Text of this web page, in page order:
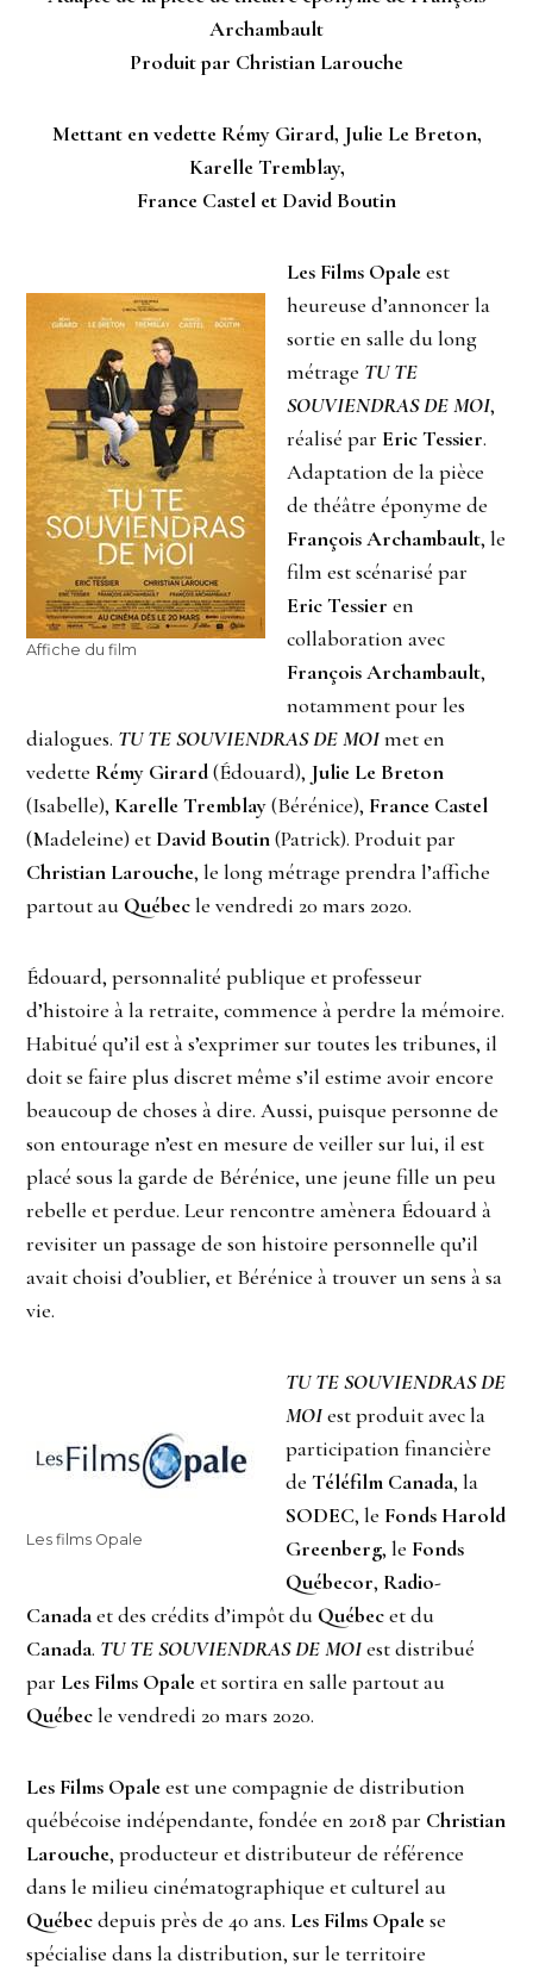
Archambault
Produit par Christian Larouche
Mettant en vedette Rémy Girard, Julie Le Breton,
Karelle Tremblay,
France Castel et David Boutin
Affiche du film
Les Films Opaleest
heureuse d’annoncer la
sortie en salle du long
métrage TU TE
SOUVIENDRAS DE MOI,
réalisé par Eric Tessier.
Adaptation de la pièce
de théâtre éponyme de
François Archambault, le
film est scénarisé par
Eric Tessier en
collaboration avec
François Archambault,
notamment pour les
dialogues. TU TE SOUVIENDRAS DE MOImet en
vedette Rémy Girard(Édouard), Julie Le Breton
(Isabelle), Karelle Tremblay(Bérénice), France Castel
(Madeleine) et David Boutin(Patrick). Produit par
Christian Larouche, le long métrage prendra l’affiche
partout auQuébecle vendredi 20 mars 2020.
Édouard, personnalité publique et professeur
d’histoire à la retraite, commence à perdre la mémoire.
Habitué qu’il est à s’exprimer sur toutes les tribunes, il
doit se faire plus discret même s’il estime avoir encore
beaucoup de choses à dire. Aussi, puisque personne de
son entourage n’est en mesure de veiller sur lui, il est
placé sous la garde de Bérénice, une jeune fille un peu
rebelle et perdue. Leur rencontre amènera Édouard à
revisiter un passage de son histoire personnelle qu’il
avait choisi d’oublier, et Bérénice à trouver un sens à sa
vie.
Les films Opale
TU TE SOUVIENDRAS DE
MOIest produit avec la
participation financière
deTéléfilm Canada, la
SODEC, le Fonds Harold
Greenberg, le Fonds
Québecor, Radio-
Canadaet des crédits d’impôt duQuébecet du
Canada. TU TE SOUVIENDRAS DE MOIest distribué
par Les Films Opaleet sortira en salle partout au
Québecle vendredi 20 mars 2020.
Les Films Opaleest une compagnie de distribution
québécoise indépendante, fondée en 2018 par Christian
Larouche, producteur et distributeur de référence
dans le milieu cinématographique et culturel au
Québecdepuis près de 40 ans. Les Films Opalese
spécialise dans la distribution, sur le territoire